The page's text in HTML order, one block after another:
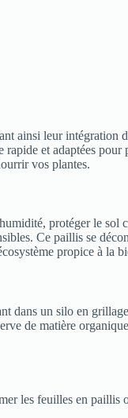
ainsi leur intégration
et adaptées
vos plantes.
protéger le
Ce paillis se
propice à la
dans un silo en
de matière
les feuilles en paillis